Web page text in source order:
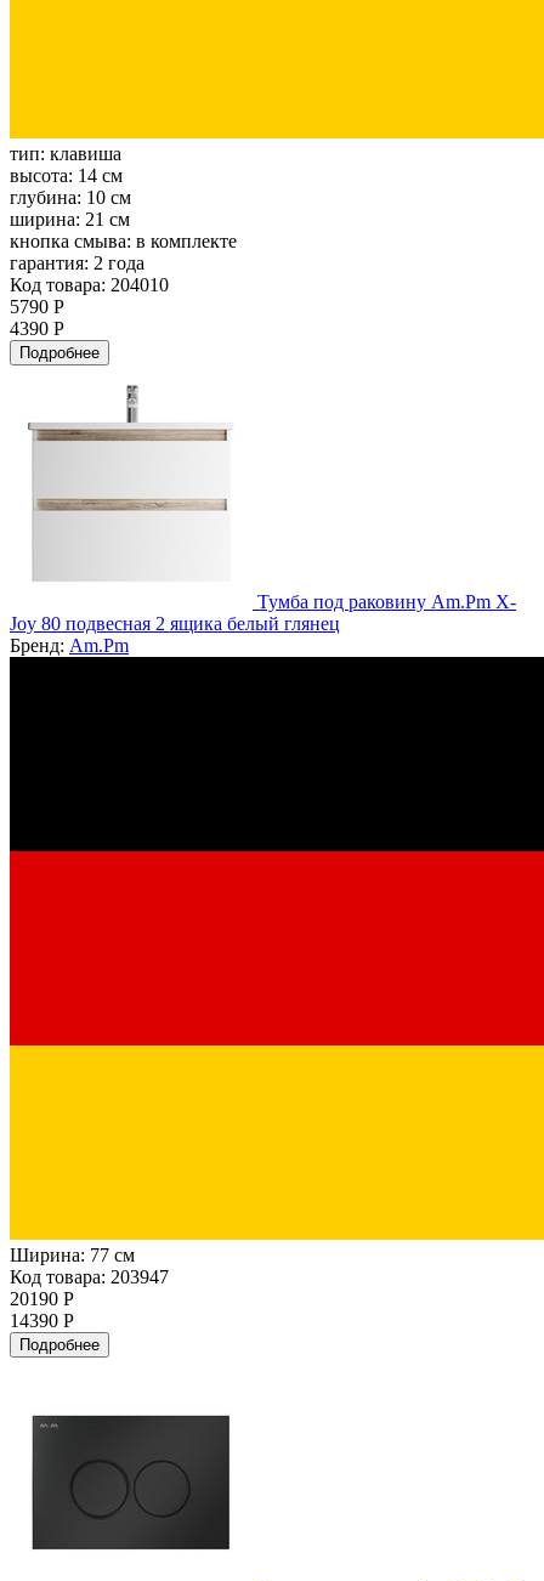
тип: клавиша
высота: 14 см
глубина: 10 см
ширина: 21 см
кнопка смыва: в комплекте
гарантия: 2 года
Код товара: 204010
5790 Р
4390 Р
Подробнее
Тумба под раковину Am.Pm X-
Joy 80 подвесная 2 ящика белый глянец
Бренд: Am.Pm
Ширина: 77 см
Код товара: 203947
20190 Р
14390 Р
Подробнее